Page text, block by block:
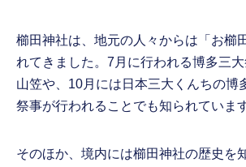
櫛田神社は、地元の人々からは「お櫛
れてきました。7月に行われる博多三
山笠や、10月には日本三大くんちの博
祭事が行われることでも知られています
そのほか、境内には櫛田神社の歴史を